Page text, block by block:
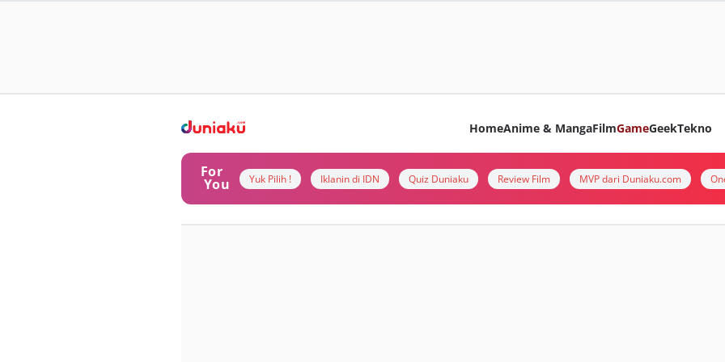
HomeAnime & MangaFilmGameGeekTekno
For
You Yuk Pilih ! Iklanin di IDN Quiz Duniaku Review Film MVP dari Duniaku.com